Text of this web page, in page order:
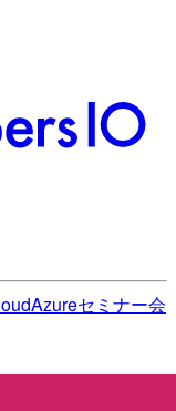
Azureセミナー会